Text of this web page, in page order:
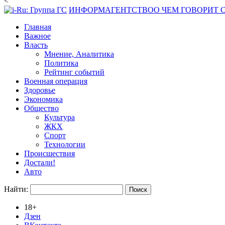
ИНФОРМАГЕНТСТВОО ЧЕМ ГОВОРИТ
Главная
Важное
Власть
Мнение, Аналитика
Политика
Рейтинг событий
Военная операция
Здоровье
Экономика
Общество
Культура
ЖКХ
Спорт
Технологии
Происшествия
Достали!
Авто
Найти:
18+
Дзен